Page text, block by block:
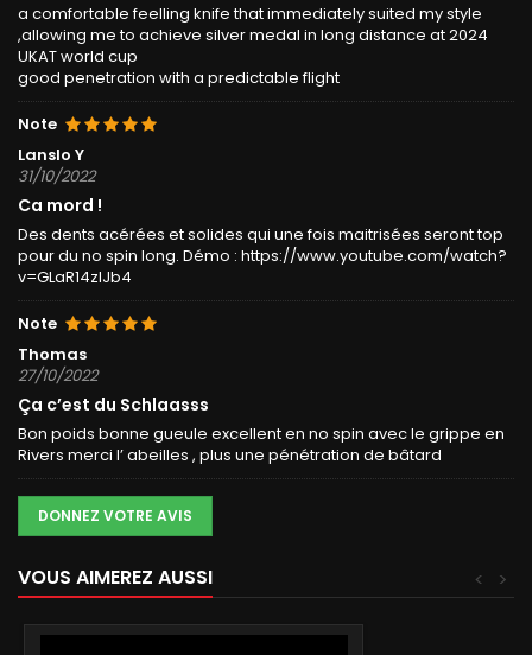
a comfortable feelling knife that immediately suited my style
,allowing me to achieve silver medal in long distance at 2024
UKAT world cup
good penetration with a predictable flight
Note
Lanslo Y
31/10/2022
Ca mord !
Des dents acérées et solides qui une fois maitrisées seront top
pour du no spin long. Démo : https://www.youtube.com/watch?
v=GLaR14zlJb4
Note
Thomas
27/10/2022
Ça c’est du Schlaasss
Bon poids bonne gueule excellent en no spin avec le grippe en
Rivers merci l’ abeilles , plus une pénétration de bâtard
DONNEZ VOTRE AVIS
VOUS AIMEREZ AUSSI >
<